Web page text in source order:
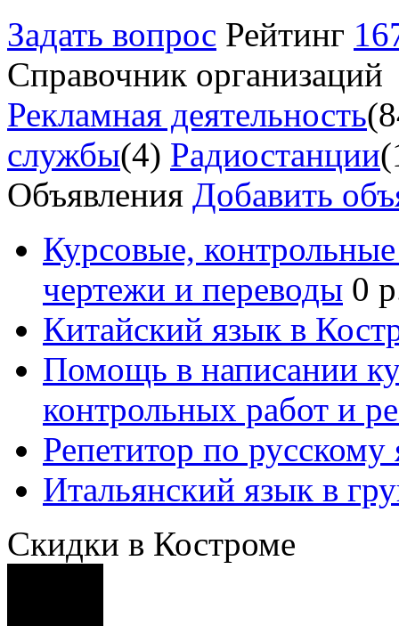
Задать вопрос Рейтинг
Справочник организаций
Рекламная деятельность
службы(4) Радиостанции
Объявления Добавить
Курсовые,
чертежи и переводы 0
Китайский язык в
Помощь в написании
контрольных работ и
Репетитор по русскому
Итальянский язык в
Скидки в Костроме